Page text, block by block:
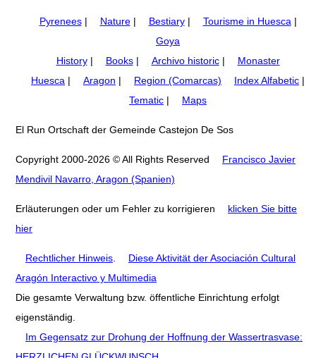
Pyrenees| Nature| Bestiary| Tourisme in Huesca |
Goya
History| Books| Archivo historic|
Monaster
Huesca | Aragon | Region (Comarcas) Index Alfabetic |
Tematic | Maps
El Run Ortschaft der Gemeinde Castejon De Sos
Copyright 2000-2026 © All Rights Reserved
Francisco Javier
Mendivil Navarro, Aragon (Spanien)
Erläuterungen oder um Fehler zu korrigieren
klicken Sie bitte
hier
Rechtlicher Hinweis
Diese Aktivität der Asociación Cultural
Aragón Interactivo y Multimedia
Die gesamte Verwaltung bzw. öffentliche Einrichtung erfolgt
eigenständig.
Im Gegensatz zur Drohung der Hoffnung der Wassertrasvase: